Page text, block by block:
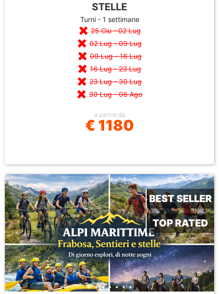
STELLE
Turni - 1 settimane
25 Giu - 02 Lug
02 Lug - 09 Lug
09 Lug - 16 Lug
16 Lug - 23 Lug
23 Lug - 30 Lug
30 Lug - 06 Ago
a partire da
€ 1180
BEST SELLER
TOP RATED